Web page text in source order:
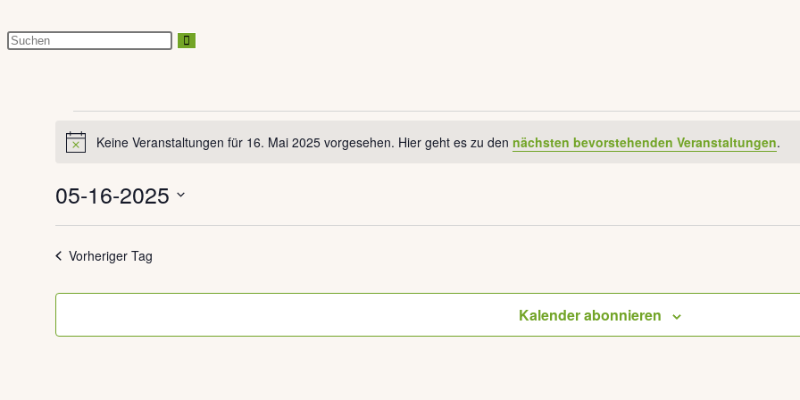
Diese
für
Mai
2025
HinweisKeine Veranstaltungen für 16. Mai 2025 vorgesehen. Hier geht es zu den nächsten bevorstehenden Veranstaltungen.
05-16-2025
Datum
wählen.
Vorheriger Tag
Kalender abonnieren